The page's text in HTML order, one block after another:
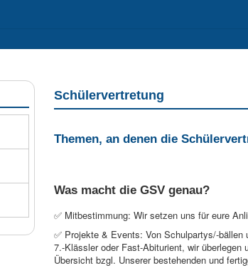
Schülervertretung
Themen, an denen die
Was macht die GSV genau?
✅ Mitbestimmung: Wir setzen uns für eure
✅ Projekte & Events: Von Schulpartys/-
7.-Klässler oder Fast-Abiturient, wir
Übersicht bzgl. Unserer bestehenden und